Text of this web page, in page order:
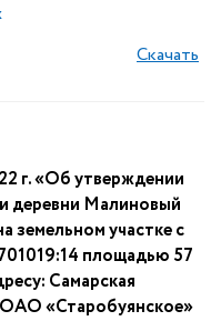
Скачать
г. «Об утверждении
деревни Малиновый
земельном участке с
площадью 57
Самарская
ОАО «Старобуянское»